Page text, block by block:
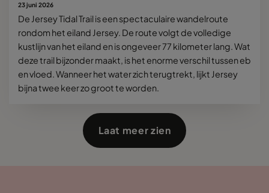
23 juni 2026
De Jersey Tidal Trail is een spectaculaire wandelroute
rondom het eiland Jersey. De route volgt de volledige
kustlijn van het eiland en is ongeveer 77 kilometer lang. Wat
deze trail bijzonder maakt, is het enorme verschil tussen eb
en vloed. Wanneer het water zich terugtrekt, lijkt Jersey
bijna twee keer zo groot te worden.
Laat meer zien